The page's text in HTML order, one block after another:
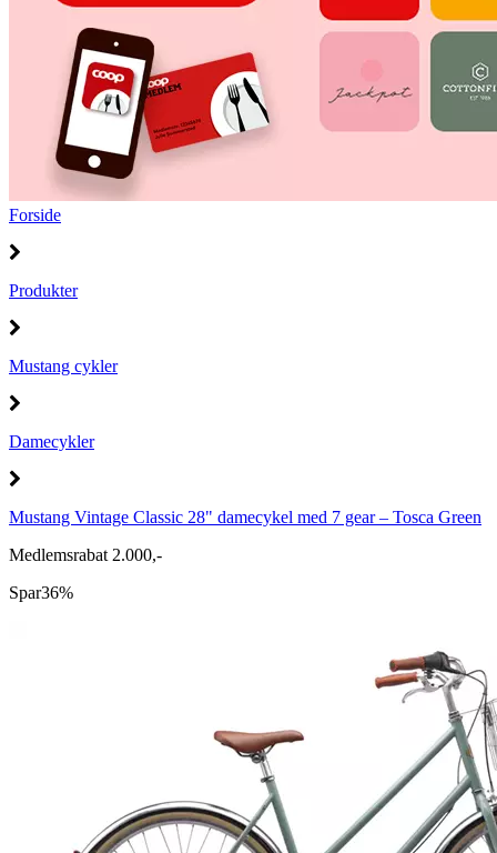
Forside
Produkter
Mustang cykler
Damecykler
Mustang Vintage Classic 28" damecykel med 7 gear – Tosca Green
Medlemsrabat 2.000,-
Spar36%